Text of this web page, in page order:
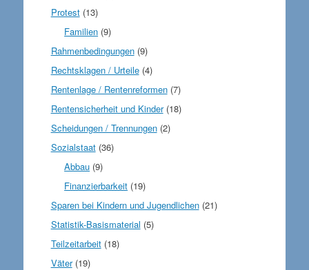
Protest(13)
Familien (9)
Rahmenbedingungen(9)
Rechtsklagen / Urteile(4)
Rentenlage / Rentenreformen(7)
Rentensicherheit und Kinder(18)
Scheidungen / Trennungen(2)
Sozialstaat(36)
Abbau (9)
Finanzierbarkeit (19)
Sparen bei Kindern und Jugendlichen(21)
Statistik-Basismaterial (5)
Teilzeitarbeit(18)
Väter(19)